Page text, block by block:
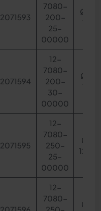
2071593
7080-
200-
25-
00000
Ø
2071594
12-
7080-
200-
30-
00000
Ø
2071595
12-
7080-
250-
25-
00000
Ø
12,5
12-
7080-
Ø